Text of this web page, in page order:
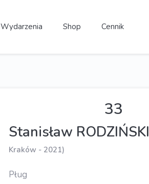
Wydarzenia Shop Cennik
33
Stanisław RODZIŃSKI
Kraków - 2021)
Pług